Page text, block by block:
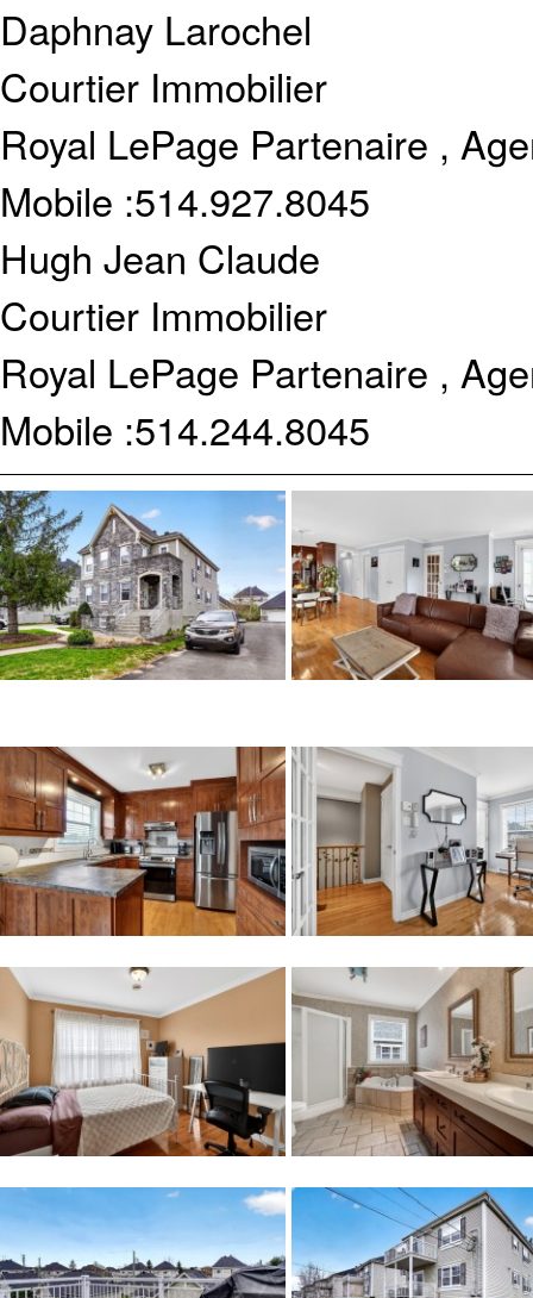
Daphnay Larochel
Courtier Immobilier
Royal LePage Partenaire ,
Mobile :514.927.8045
Hugh Jean Claude
Courtier Immobilier
Royal LePage Partenaire ,
Mobile :514.244.8045